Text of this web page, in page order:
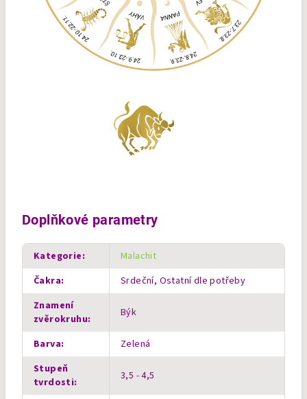
Doplňkové parametry
Kategorie:
Malachit
Čakra:
Srdeční, Ostatní dle potřeby
Znamení
zvěrokruhu: Býk
Barva:
Zelená
Stupeň
tvrdosti: 3,5 - 4,5